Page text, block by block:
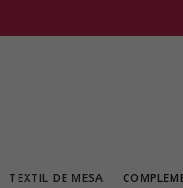
TEXTIL DE MESA